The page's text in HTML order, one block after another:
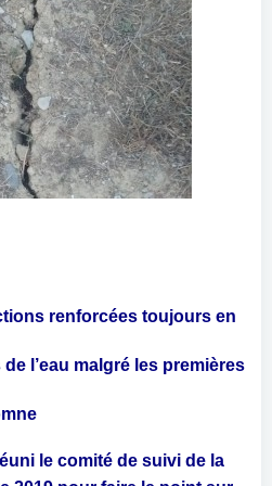
renforcées toujours en
l’eau malgré les premières
le comité de suivi de la